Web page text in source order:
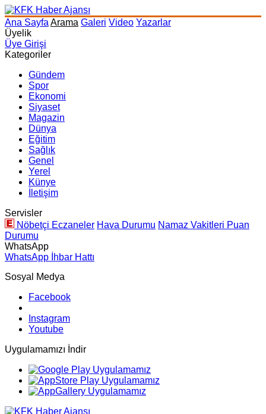
Ana Sayfa Arama Galeri Video Yazarlar
Üyelik
Üye Girişi
Kategoriler
Gündem
Spor
Ekonomi
Siyaset
Magazin
Dünya
Eğitim
Sağlık
Genel
Yerel
Künye
İletişim
Servisler
Nöbetçi Eczaneler Hava Durumu Namaz Vakitleri Puan
Durumu
WhatsApp
WhatsApp İhbar Hattı
Sosyal Medya
Facebook
Instagram
Youtube
Uygulamamızı İndir